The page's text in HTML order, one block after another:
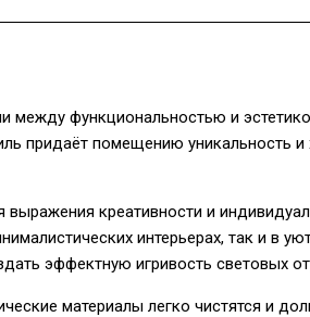
между функциональностью и
придаёт помещению уникальность
креативности и
интерьерах, так и в
эффектную игривость световых
материалы легко чистятся и